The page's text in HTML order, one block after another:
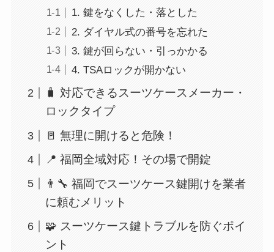
1. 鍵をなくした・落とした
2. ダイヤル式の番号を忘れた
3. 鍵が回らない・引っかかる
4. TSAロックが開かない
🧳 対応できるスーツケースメーカー・
ロックタイプ
🚪 無理に開けると危険！
📍 福岡全域対応！その場で開錠
👨‍🔧 福岡でスーツケース鍵開けを業者
に頼むメリット
🧩 スーツケース鍵トラブルを防ぐポイ
ント